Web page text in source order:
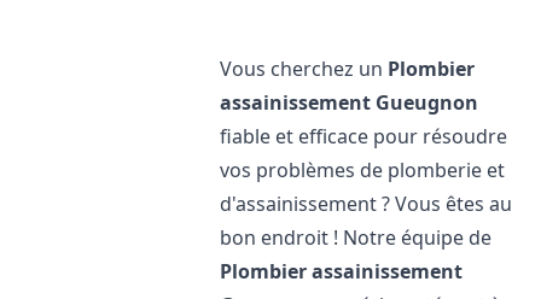
Vous cherchez un Plombier
assainissement Gueugnon
fiable et efficace pour résoudre
vos problèmes de plomberie et
d'assainissement ? Vous êtes au
bon endroit ! Notre équipe de
Plombier assainissement